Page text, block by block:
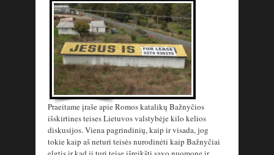
Praeitame įraše apie Romos katalikų Bažnyčios
išskirtines teises Lietuvos valstybėje kilo kelios
diskusijos. Viena pagrindinių, kaip ir visada, jog
tokie kaip aš neturi teisės nurodinėti kaip Bažnyčiai